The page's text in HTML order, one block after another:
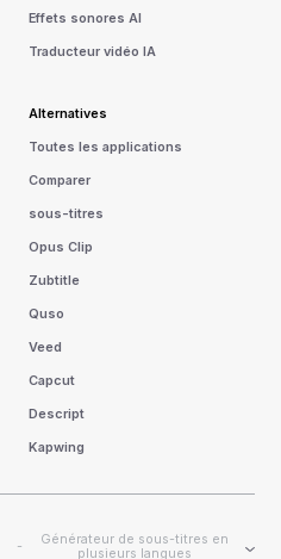
Effets sonores AI
Traducteur vidéo IA
Alternatives
Toutes les applications
Comparer
sous-titres
Opus Clip
Zubtitle
Quso
Veed
Capcut
Descript
Kapwing
-
Générateur de sous-titres en
plusieurs langues